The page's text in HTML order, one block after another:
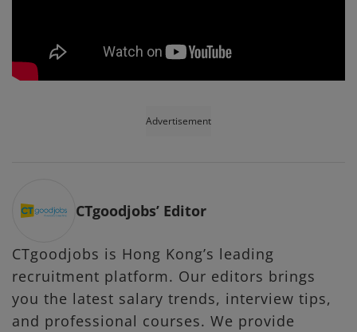
Advertisement
CTgoodjobs’ Editor
CTgoodjobs is Hong Kong’s leading
recruitment platform. Our editors brings
you the latest salary trends, interview tips,
and professional courses. We provide